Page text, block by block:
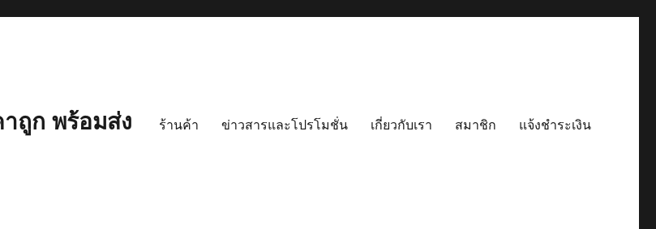
ถูก พร้อมส่ง ร้านค้า ข่าวสารและโปรโมชั่น เกี่ยวกับเรา สมาชิก แจ้งชำระเงิน